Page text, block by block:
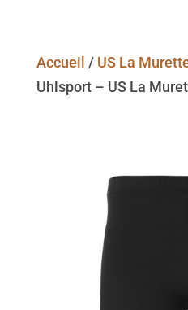
Accueil / US La
Uhlsport – US La